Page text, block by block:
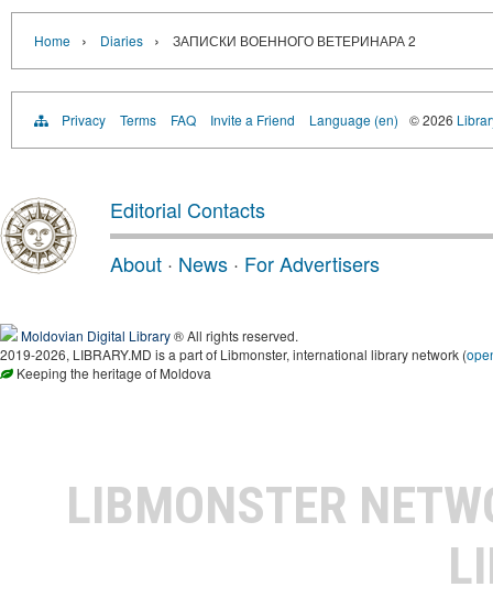
Home › Diaries › ЗАПИСКИ ВОЕННОГО ВЕТЕРИНАРА 2
Privacy Terms FAQ Invite a Friend Language (en) © 2026
Editorial Contacts
About · News · For Advertisers
Moldovian Digital Library® All rights reserved.
2019-2026, LIBRARY.MD is a part of Libmonster, international library network (
Keeping the heritage of Moldova
LIBMONSTER